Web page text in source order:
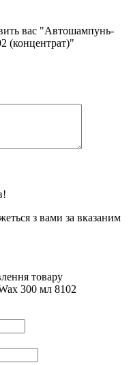
вас "Автошампунь-
(концентрат)"
з вами за вказаним
товару
300 мл 8102